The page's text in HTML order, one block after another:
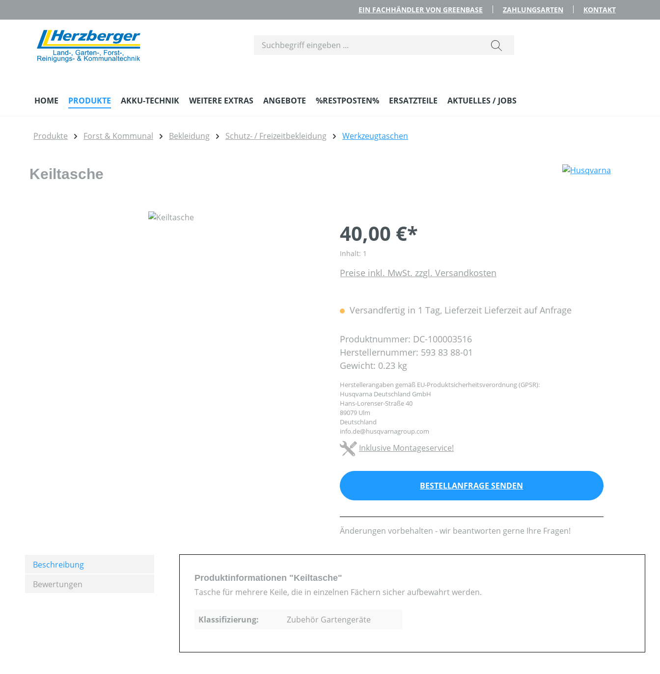
EIN FACHHÄNDLER VON GREENBASE ZAHLUNGSARTEN KONTAKT
HOME PRODUKTE AKKU-TECHNIK WEITERE EXTRAS ANGEBOTE %RESTPOSTEN% ERSATZTEILE AKTUELLES / JOBS
Produkte Forst & Kommunal Bekleidung Schutz- / Freizeitbekleidung Werkzeugtaschen
Keiltasche
40,00 €*
Inhalt: 1
Preise inkl. MwSt. zzgl. Versandkosten
Versandfertig in 1 Tag, Lieferzeit Lieferzeit auf Anfrage
Produktnummer: DC-100003516
Herstellernummer: 593 83 88-01
Gewicht: 0.23 kg
Herstellerangaben gemäß EU-Produktsicherheitsverordnung (GPSR):
Husqvarna Deutschland GmbH
Hans-Lorenser-Straße 40
89079 Ulm
Deutschland
info.de@husqvarnagroup.com
Inklusive Montageservice!
BESTELLANFRAGE SENDEN
Änderungen vorbehalten - wir beantworten gerne Ihre Fragen!
Beschreibung
Bewertungen
Produktinformationen "Keiltasche"
Tasche für mehrere Keile, die in einzelnen Fächern sicher aufbewahrt werden.
Klassifizierung: Zubehör Gartengeräte